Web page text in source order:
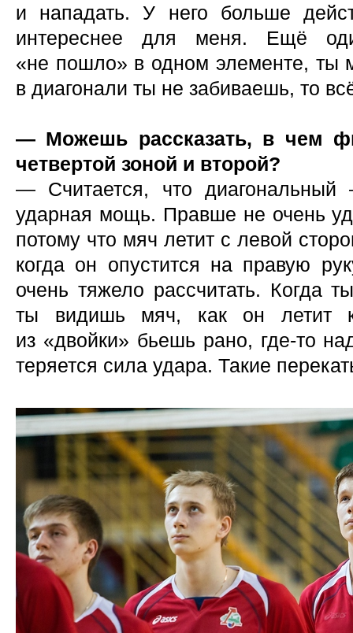
и нападать. У него больше
интереснее для меня. Ещё
«не пошло» в одном элементе, ты
в диагонали ты не забиваешь, то
— Можешь рассказать, в чем
четвертой зоной и второй?
— Считается, что диагональный
ударная мощь. Правше не очень
потому что мяч летит с левой
когда он опустится на правую
очень тяжело рассчитать. Когда
ты видишь мяч, как он летит
из «двойки» бьешь рано, где-то
теряется сила удара. Такие